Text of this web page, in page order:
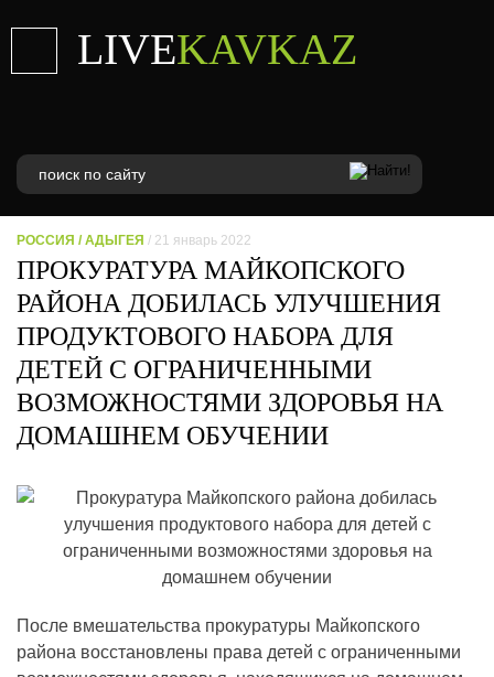
LIVEKAVKAZ
РОССИЯ /АДЫГЕЯ / 21 январь 2022
ПРОКУРАТУРА МАЙКОПСКОГО
РАЙОНА ДОБИЛАСЬ УЛУЧШЕНИЯ
ПРОДУКТОВОГО НАБОРА ДЛЯ
ДЕТЕЙ С ОГРАНИЧЕННЫМИ
ВОЗМОЖНОСТЯМИ ЗДОРОВЬЯ НА
ДОМАШНЕМ ОБУЧЕНИИ
После вмешательства прокуратуры Майкопского
района восстановлены права детей с ограниченными